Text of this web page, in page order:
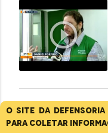
O site da
para coletar
play_circle_outline